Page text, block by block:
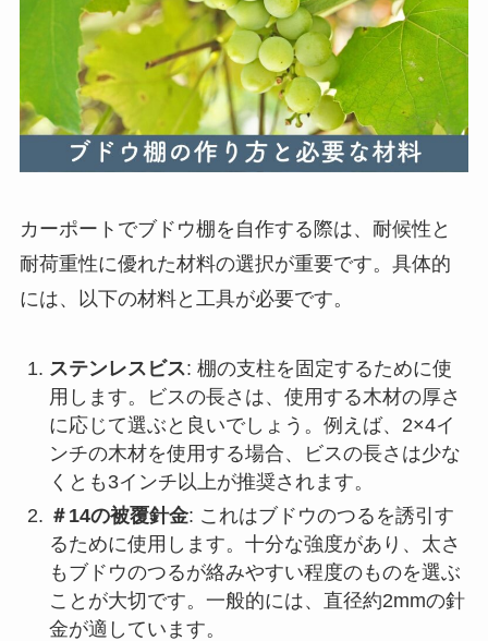
カーポートでブドウ棚を自作する際は、耐候性と
耐荷重性に優れた材料の選択が重要です。具体的
には、以下の材料と工具が必要です。
ステンレスビス: 棚の支柱を固定するために使
用します。ビスの長さは、使用する木材の厚さ
に応じて選ぶと良いでしょう。例えば、2×4イ
ンチの木材を使用する場合、ビスの長さは少な
くとも3インチ以上が推奨されます。
＃14の被覆針金: これはブドウのつるを誘引す
るために使用します。十分な強度があり、太さ
もブドウのつるが絡みやすい程度のものを選ぶ
ことが大切です。一般的には、直径約2mmの針
金が適しています。